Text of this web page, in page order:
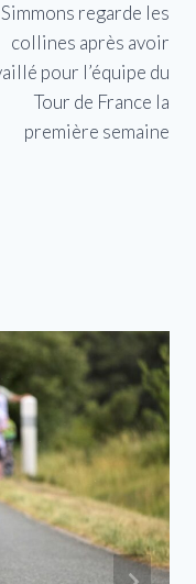
Simmons regarde les
collines après avoir
pour l’équipe du
Tour de France la
première semaine